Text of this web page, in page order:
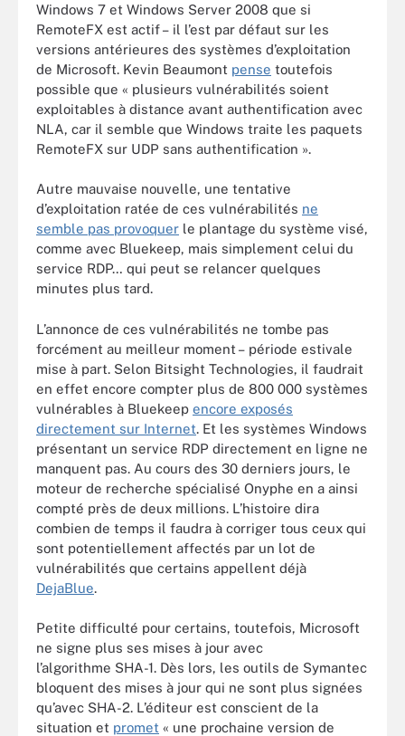
Windows 7 et Windows Server 2008 que si
RemoteFX est actif – il l’est par défaut sur les
versions antérieures des systèmes d’exploitation
de Microsoft. Kevin Beaumont pense toutefois
possible que « plusieurs vulnérabilités soient
exploitables à distance avant authentification avec
NLA, car il semble que Windows traite les paquets
RemoteFX sur UDP sans authentification ».
Autre mauvaise nouvelle, une tentative
d’exploitation ratée de ces vulnérabilités ne
semble pas provoquer le plantage du système visé,
comme avec Bluekeep, mais simplement celui du
service RDP… qui peut se relancer quelques
minutes plus tard.
L’annonce de ces vulnérabilités ne tombe pas
forcément au meilleur moment – période estivale
mise à part. Selon Bitsight Technologies, il faudrait
en effet encore compter plus de 800 000 systèmes
vulnérables à Bluekeep encore exposés
directement sur Internet. Et les systèmes Windows
présentant un service RDP directement en ligne ne
manquent pas. Au cours des 30 derniers jours, le
moteur de recherche spécialisé Onyphe en a ainsi
compté près de deux millions. L’histoire dira
combien de temps il faudra à corriger tous ceux qui
sont potentiellement affectés par un lot de
vulnérabilités que certains appellent déjà
DejaBlue.
Petite difficulté pour certains, toutefois, Microsoft
ne signe plus ses mises à jour avec
l’algorithme SHA-1. Dès lors, les outils de Symantec
bloquent des mises à jour qui ne sont plus signées
qu’avec SHA-2. L’éditeur est conscient de la
situation et promet « une prochaine version de